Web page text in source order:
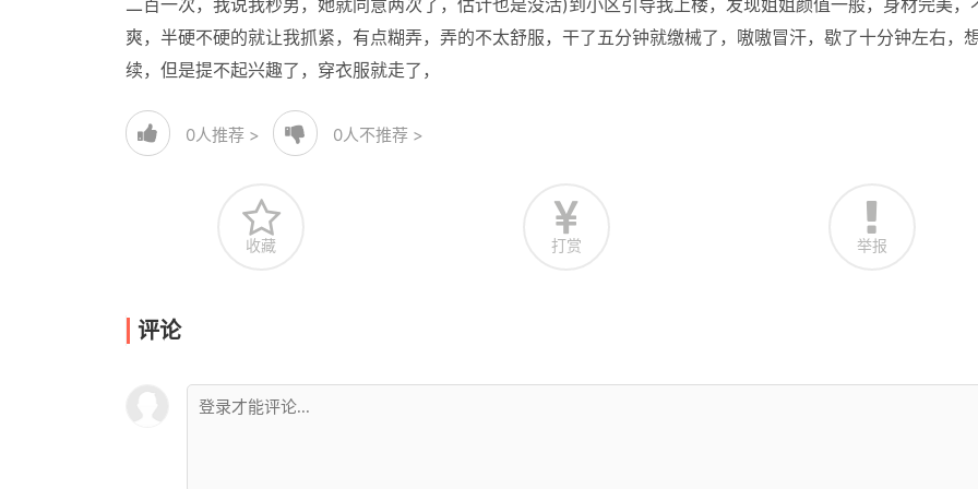
二百一次，我说我秒男，她就同意两次了，估计也是没活)到小区引导我上楼，发现姐姐颜值一般，身材完美，
爽，半硬不硬的就让我抓紧，有点糊弄，弄的不太舒服，干了五分钟就缴械了，嗷嗷冒汗，歇了十分钟左右，
续，但是提不起兴趣了，穿衣服就走了，
0人推荐 > 0人不推荐 >
收藏 打赏 举报
评论